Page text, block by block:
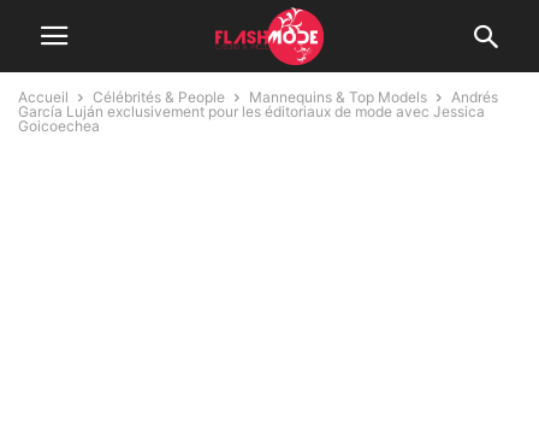
Accueil Célébrités & People Mannequins & Top Models
Andrés
García Luján exclusivement pour les éditoriaux de mode avec Jessica
Goicoechea